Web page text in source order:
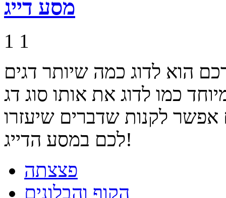
מסע דייג
1 1
הוא לדוג כמה שיותר דגים
כמו לדוג את אותו סוג דג
אפשר לקנות שדברים שיעזרו
לכם במסע הדייג!
פצצתה
הקוף והבלונים